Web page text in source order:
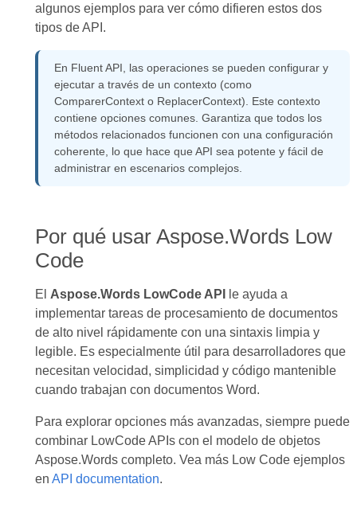
algunos ejemplos para ver cómo difieren estos dos
tipos de API.
En Fluent API, las operaciones se pueden configurar y
ejecutar a través de un contexto (como
ComparerContext o ReplacerContext). Este contexto
contiene opciones comunes. Garantiza que todos los
métodos relacionados funcionen con una configuración
coherente, lo que hace que API sea potente y fácil de
administrar en escenarios complejos.
Por qué usar Aspose.Words Low
Code
El Aspose.Words LowCode API
le ayuda a
implementar tareas de procesamiento de documentos
de alto nivel rápidamente con una sintaxis limpia y
legible. Es especialmente útil para desarrolladores que
necesitan velocidad, simplicidad y código mantenible
cuando trabajan con documentos Word.
Para explorar opciones más avanzadas, siempre puede
combinar LowCode APIs con el modelo de objetos
Aspose.Words completo. Vea más Low Code ejemplos
en API documentation.